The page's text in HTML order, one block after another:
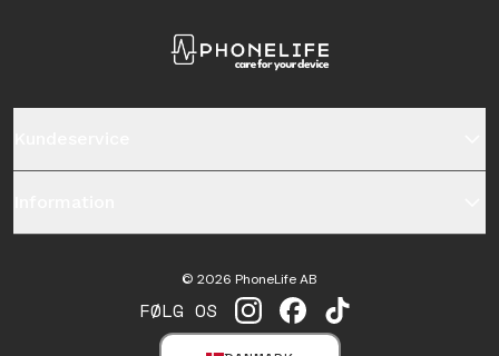
FØLG OS INSTAGRAM
FACEBOOKTIKTOK
© 2026 PhoneLife AB